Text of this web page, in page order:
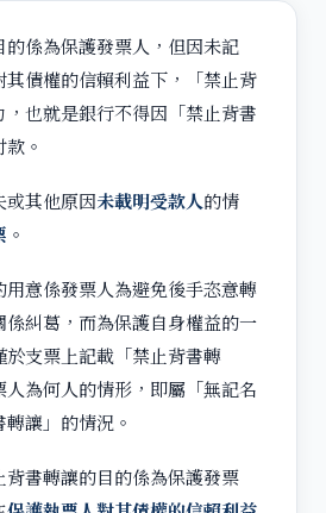
的係為保護發票人，但因未記
債權的信賴利益下，「禁止背
也就是銀行不得因「禁止背書
。
或其他原因未載明受款人的情
。
用意係發票人為避免後手恣意轉
糾葛，而為保護自身權益的一
支票上記載「禁止背書轉
為何人的情形，即屬「無記名
讓」的情況。
書轉讓的目的係為保護發票